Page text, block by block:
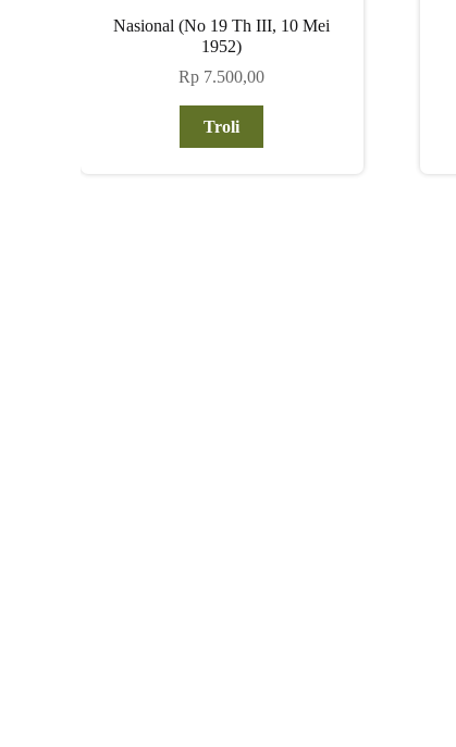
Nasional (No 19 Th III, 10 Mei
1952)
Rp 7.500,00
Troli